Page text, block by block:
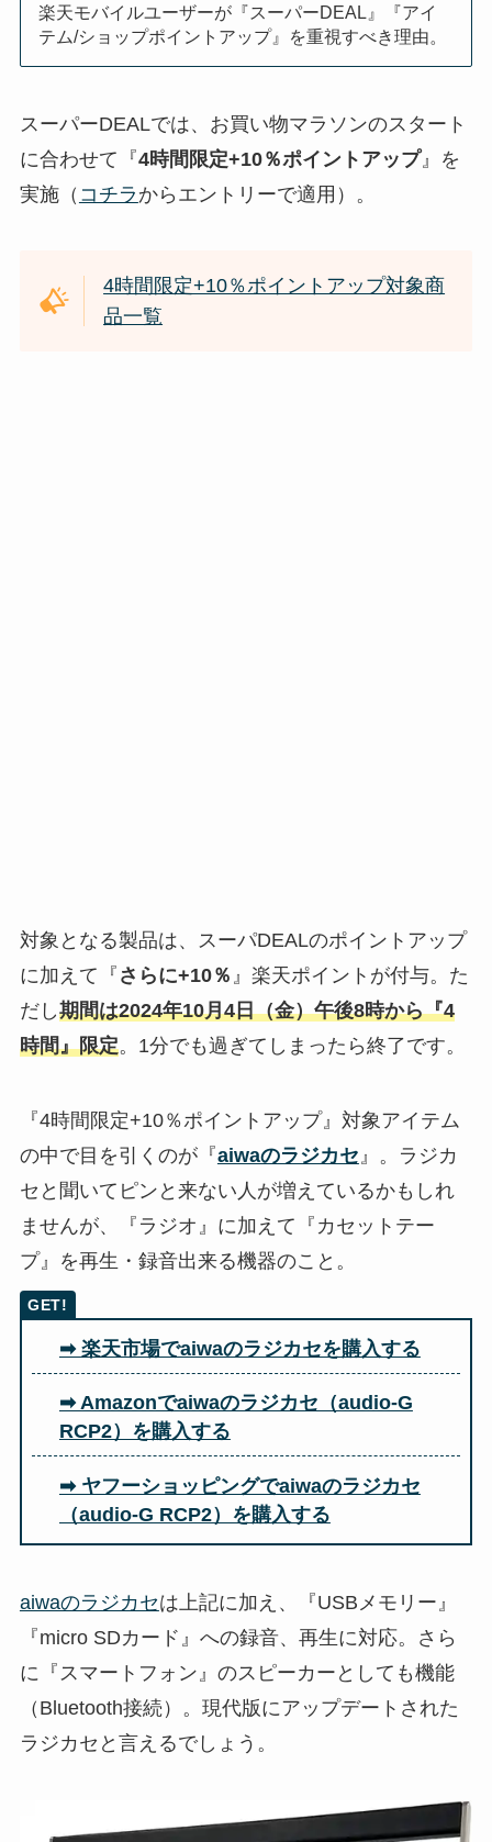
楽天モバイルユーザーが『スーパーDEAL』『アイ
テム/ショップポイントアップ』を重視すべき理由。
スーパーDEALでは、お買い物マラソンのスタート
に合わせて『4時間限定+10％ポイントアップ』を
実施（ コチラ からエントリーで適用）。
4時間限定+10％ポイントアップ対象商
品一覧
対象となる製品は、スーパDEALのポイントアップ
に加えて『 さらに+10％ 』楽天ポイントが付与。た
だし期間は2024年10月4日（金）午後8時から『4
時間』限定。1分でも過ぎてしまったら終了です。
『4時間限定+10％ポイントアップ』対象アイテム
の中で目を引くのが『aiwaのラジカセ 』。ラジカ
セと聞いてピンと来ない人が増えているかもしれ
ませんが、『ラジオ』に加えて『カセットテー
プ』を再生・録音出来る機器のこと。
➡ 楽天市場でaiwaのラジカセを購入する
➡ Amazonでaiwaのラジカセ（audio-G
RCP2）を購入する
➡ ヤフーショッピングでaiwaのラジカセ
（audio-G RCP2）を購入する
aiwaのラジカセは上記に加え、『USBメモリー』
『micro SDカード』への録音、再生に対応。さら
に『スマートフォン』のスピーカーとしても機能
（Bluetooth接続）。現代版にアップデートされた
ラジカセと言えるでしょう。